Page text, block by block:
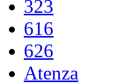
323
616
626
Atenza